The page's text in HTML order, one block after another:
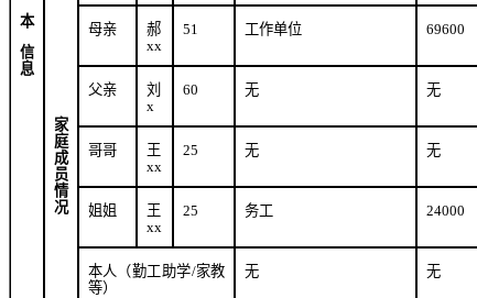
本
信
息
家
庭
成
员
情
况
母亲
郝
xx
51 工作单位 69600
父亲
刘
x
60 无 无
哥哥
王
xx
25 无 无
姐姐
王
xx
25 务工 24000
本人（勤工助学/家教
等）
无 无